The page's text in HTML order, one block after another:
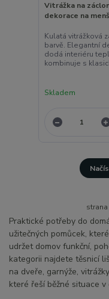
Vitrážka na
dekorace na
Kulatá vitrážková
barvě. Elegantní
dodá interiéru
kombinuje s
Skladem
strana
Praktické potřeby do
užitečných pomůcek,
udržet domov funkční,
kategorii najdete těsnicí
na dveře, garnýže,
které řeší běžné situace